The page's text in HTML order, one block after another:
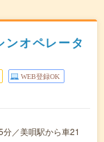
ンオペレータ
WEB登録OK
／美唄駅から車21